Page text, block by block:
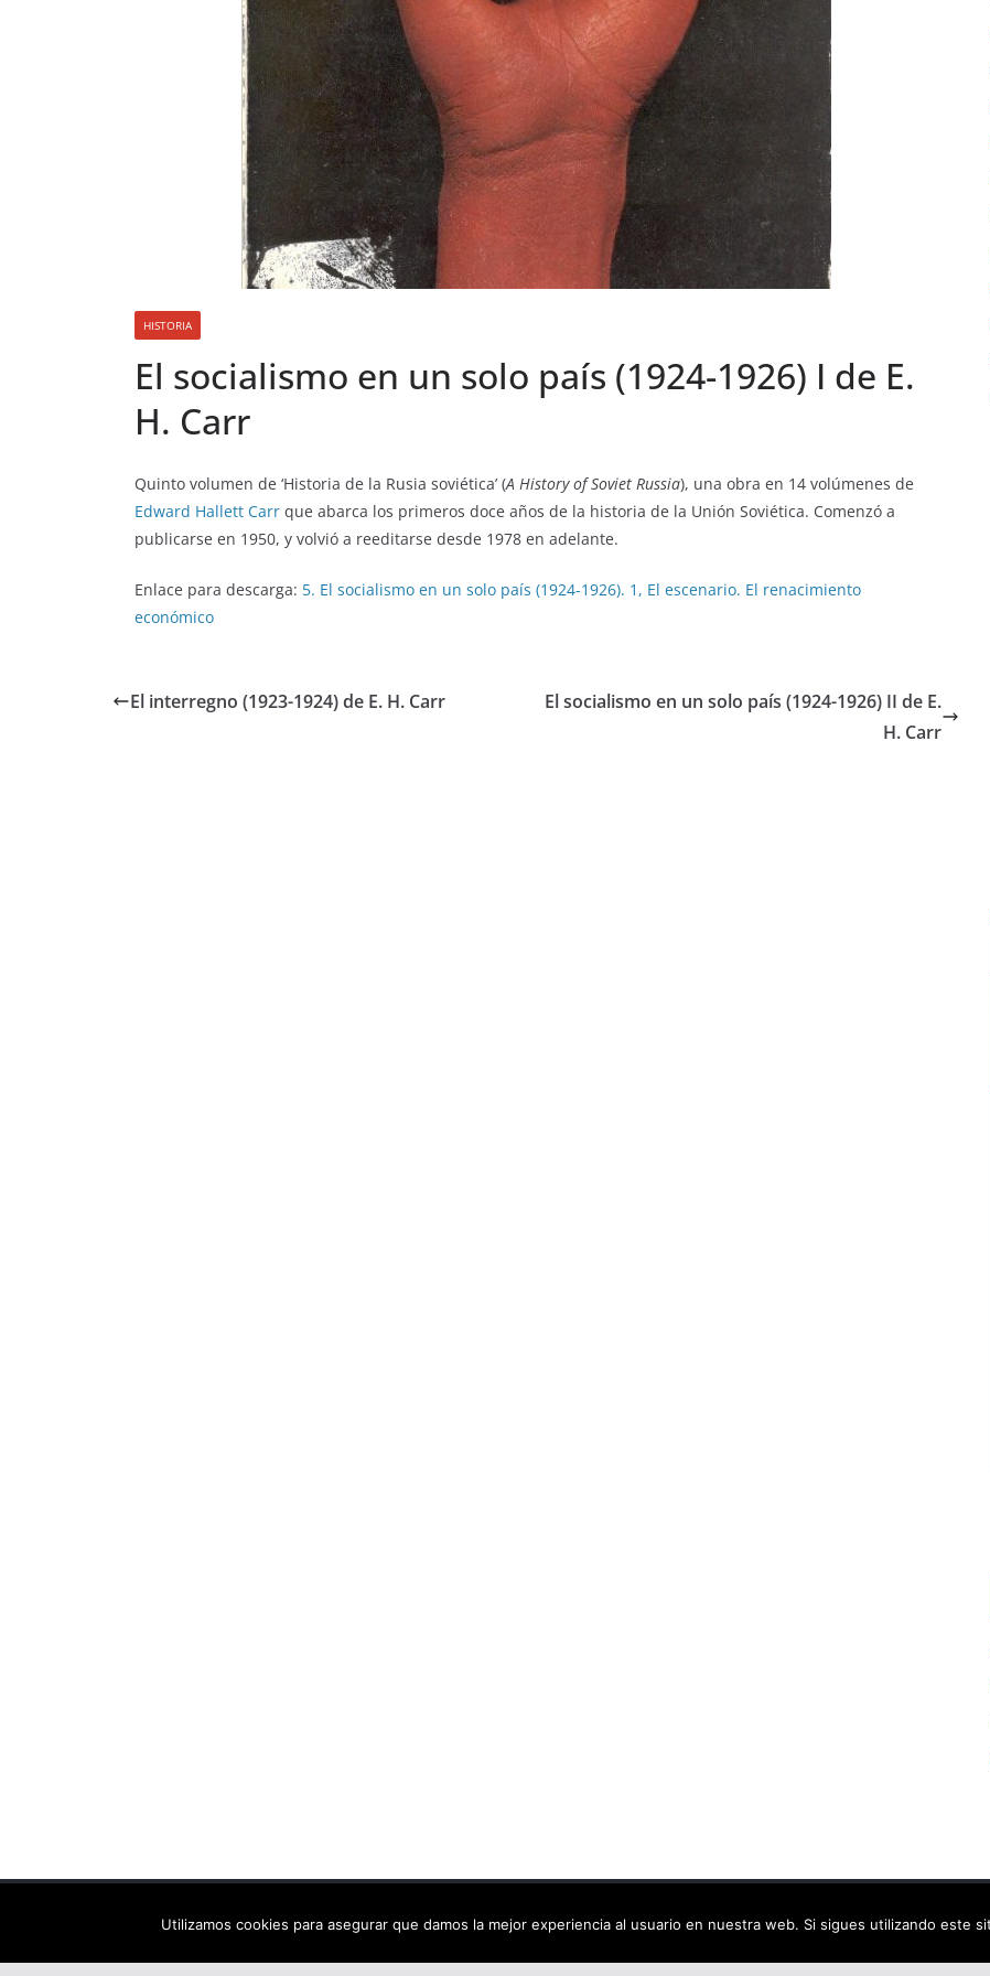
HISTORIA
El socialismo en un solo país (1924-1926) I de E.
H. Carr
Quinto volumen de ‘Historia de la Rusia soviética’ (A History of Soviet Russia), una obra en 14 volúmenes de
Edward Hallett Carr que abarca los primeros doce años de la historia de la Unión Soviética. Comenzó a
publicarse en 1950, y volvió a reeditarse desde 1978 en adelante.
Enlace para descarga: 5. El socialismo en un solo país (1924-1926). 1, El escenario. El renacimiento
económico
El interregno (1923-1924) de E. H. Carr
El socialismo en un solo país (1924-1926) II de E.
H. Carr
Copyright © 2026 Els arbres de Fahrenheit: biblioteca virtual
. Todos los derechos reservados.
Utilizamos cookies para asegurar que damos la mejor experiencia al usuario en nuestra web. Si sigues utilizando este